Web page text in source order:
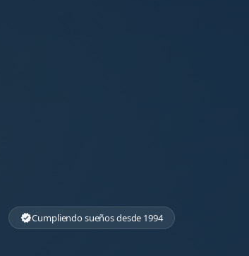
verifiedCumpliendo sueños desde 1994